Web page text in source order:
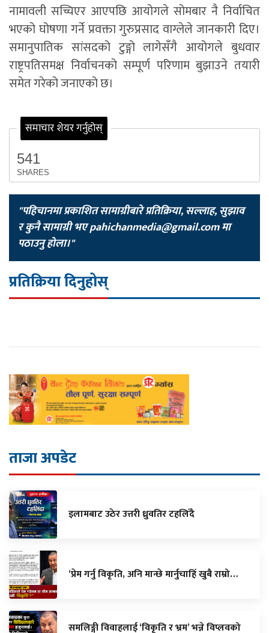
नामावली सच्चिएर आएपछि आयोगले सोमबार नै निर्वाचित
भएको घोषणा गर्ने प्रवक्ता गुरुप्रसाद वाग्लेले जानकारी दिए।
समानुपातिक सांसदको टुङ्गो लागेसँगै आयोगले बुधवार
राष्ट्रपतिसमक्ष निर्वाचनको सम्पूर्ण परिणाम बुझाउने तयारी
समेत गरेको जनाएको छ।
समाचार शेयर गर्नुहोस्
541
SHARES
"पहिचानमा प्रकाशित सामाग्रीबारे प्रतिक्रिया, सल्लाह, सुझाव
र कुनै सामाग्री भएpahichanmedia@gmail.comमा
पठाउनु होला।"
प्रतिक्रिया दिनुहोस्
ताजा अपडेट
इलामबाट उठेर उत्तरी ध्रुवतिर टहलिँदै
‘प्रेम गर्नु विकृति, अनि मान्छे मार्नुचाहिँ खुबै राम्रो…
समलिङ्गी विवाहलाई ‘विकृति र भ्रम’ भन्ने विप्लवको